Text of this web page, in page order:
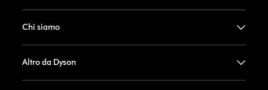
Chi siamo
Altro da Dyson